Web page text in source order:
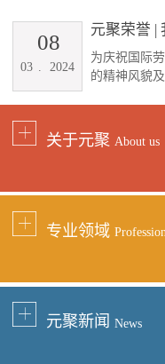
元聚荣誉 |
为庆祝国际
的精神风貌
03 2024
08
关于元聚 About us
专业领域
元聚新闻 News